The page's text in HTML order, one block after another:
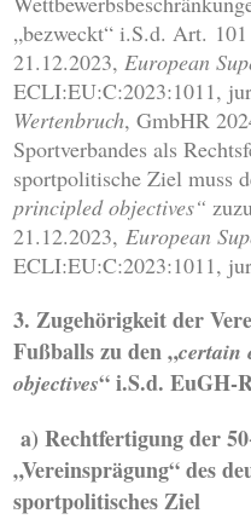
„bezweckt“ i.S.d. Art.
21.12.2023,European
ECLI:EU:C:2023:1011,
Wertenbruch, GmbHR
Sportverbandes als
sportpolitische Ziel muss
principled objectives“
21.12.2023,European
ECLI:EU:C:2023:1011,
3. Zugehörigkeit der
Fußballs zu den „certain
objectives“ i.S.d. EuGH-
a)Rechtfertigung der
„Vereinsprägung“ des
sportpolitisches Ziel